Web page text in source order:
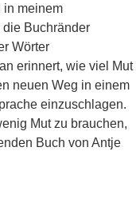
in meinem
die Buchränder
Wörter
erinnert, wie viel Mut
neuen Weg in einem
einzuschlagen.
Mut zu brauchen,
Buch von Antje